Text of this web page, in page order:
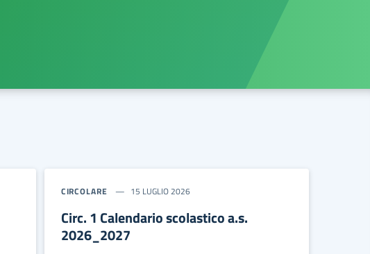
CIRCOLARE 15 LUGLIO 2026
Circ. 1 Calendario scolastico a.s.
2026_2027